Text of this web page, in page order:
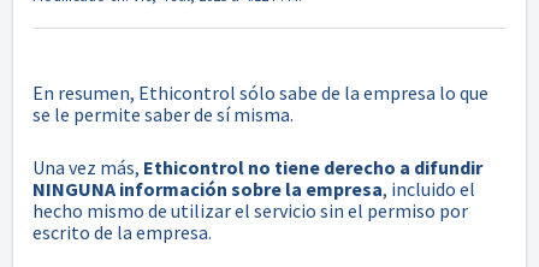
En resumen, Ethicontrol sólo sabe de la empresa lo que
se le permite saber de sí misma.
Una vez más, Ethicontrol no tiene derecho a difundir
NINGUNA información sobre la empresa, incluido el
hecho mismo de utilizar el servicio sin el permiso por
escrito de la empresa.